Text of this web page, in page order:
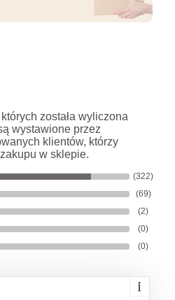
została wyliczona
wystawione przez
klientów, którzy
w sklepie.
(322)
(69)
(2)
(0)
(0)